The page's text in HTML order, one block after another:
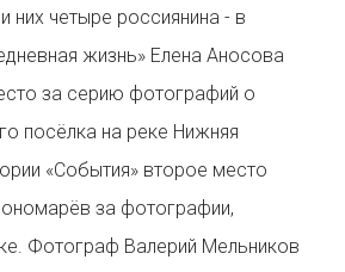
них четыре россиянина - в
жизнь» Елена Аносова
за серию фотографий о
посёлка на реке Нижняя
«События» второе место
за фотографии,
Фотограф Валерий Мельников